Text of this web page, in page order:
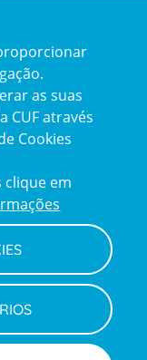
e Condições
legais
as suas
CUF através
Cookies
clique em